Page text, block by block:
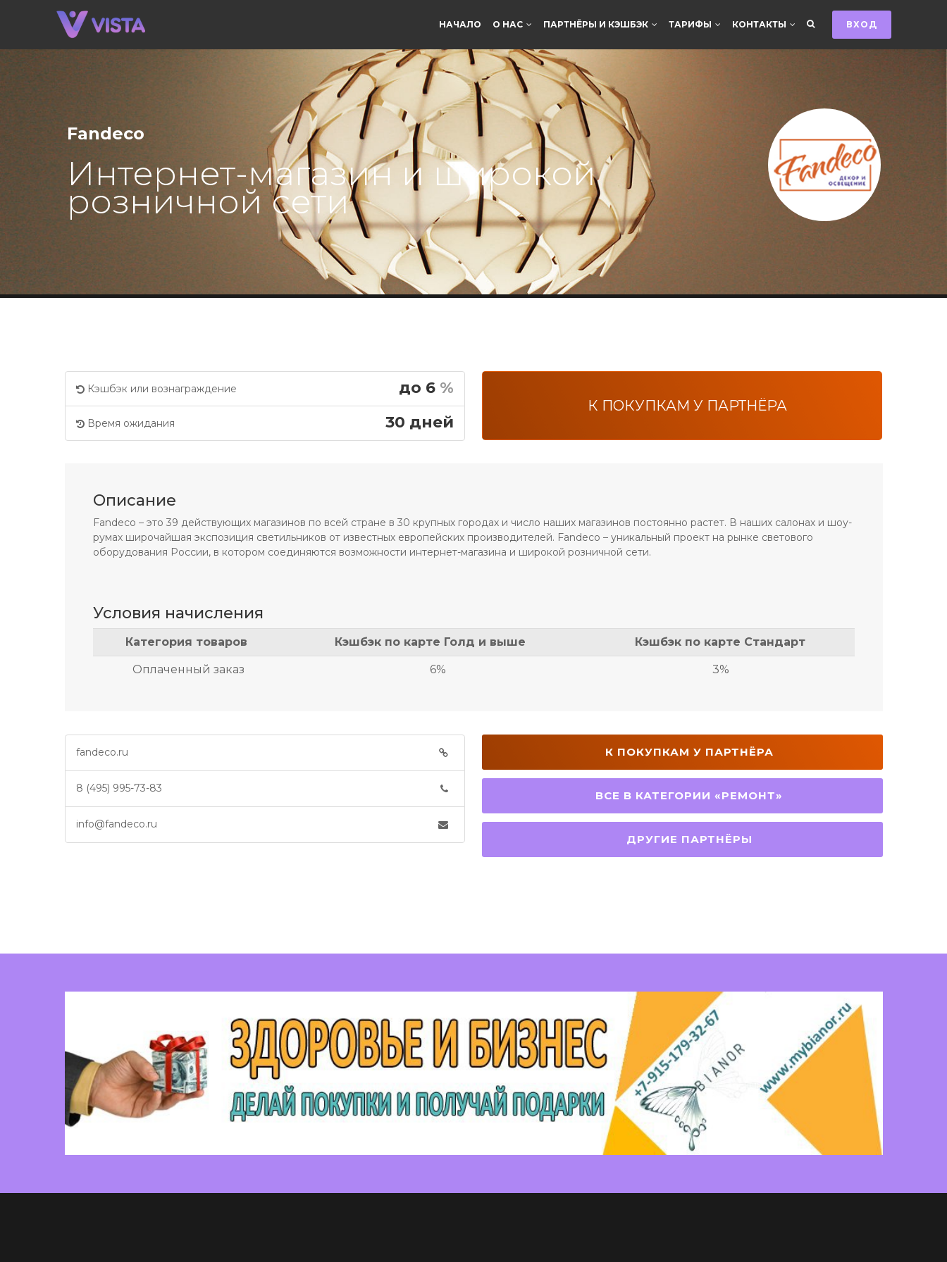
НАЧАЛО О НАС ПАРТНЁРЫ И КЭШБЭК ТАРИФЫ КОНТАКТЫ ВХОД
Fandeco
Интернет-магазин и широкой
розничной сети
Кэшбэк или вознаграждение до 6 %
Время ожидания 30 дней
К ПОКУПКАМ У ПАРТНЁРА
Описание
Fandeco – это 39 действующих магазинов по всей стране в 30 крупных городах и число наших магазинов постоянно растет. В наших салонах и шоу-
румах широчайшая экспозиция светильников от известных европейских производителей. Fandeco – уникальный проект на рынке светового
оборудования России, в котором соединяются возможности интернет-магазина и широкой розничной сети.
Условия начисления
Категория товаров Кэшбэк по карте Голд и выше Кэшбэк по карте Стандарт
Оплаченный заказ 6% 3%
fandeco.ru
8 (495) 995-73-83
info@fandeco.ru
К ПОКУПКАМ У ПАРТНЁРА
ВСЕ В КАТЕГОРИИ «РЕМОНТ»
ДРУГИЕ ПАРТНЁРЫ